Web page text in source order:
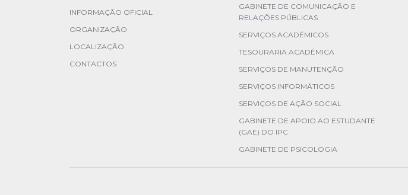
INFORMAÇÃO OFICIAL
ORGANIZAÇÃO
LOCALIZAÇÃO
CONTACTOS
GABINETE DE COMUNICAÇÃO E
RELAÇÕES PÚBLICAS
SERVIÇOS ACADÉMICOS
TESOURARIA ACADÉMICA
SERVIÇOS DE MANUTENÇÃO
SERVIÇOS INFORMÁTICOS
SERVIÇOS DE AÇÃO SOCIAL
GABINETE DE APOIO AO ESTUDANTE
(GAE) DO IPC
GABINETE DE PSICOLOGIA